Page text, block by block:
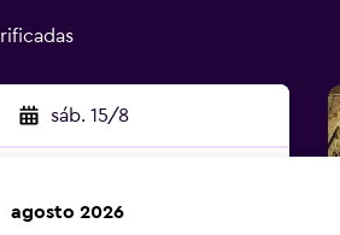
sáb. 15/8
agosto 2026